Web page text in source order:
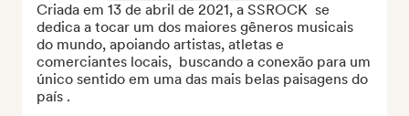
Criada em 13 de abril de 2021, a SSROCK  se
dedica a tocar um dos maiores gêneros musicais
do mundo, apoiando artistas, atletas e
comerciantes locais,  buscando a conexão para um
único sentido em uma das mais belas paisagens do
país .